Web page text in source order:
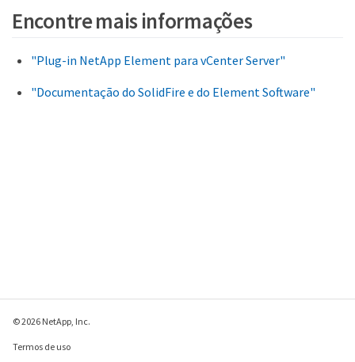
Encontre mais informações
"Plug-in NetApp Element para vCenter Server"
"Documentação do SolidFire e do Element Software"
© 2026 NetApp, Inc.
Termos de uso